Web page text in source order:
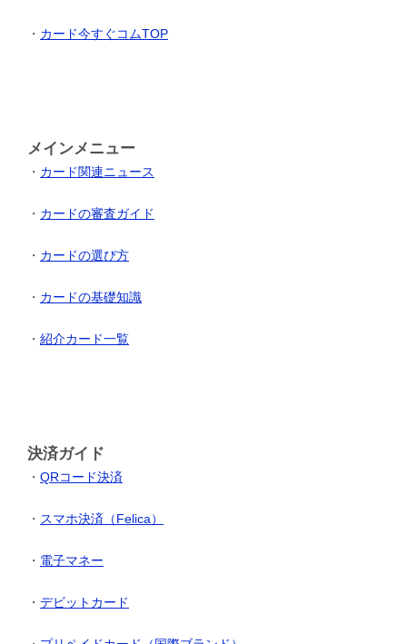
・ カード今すぐコムTOP
メインメニュー
・ カード関連ニュース
・ カードの審査ガイド
・ カードの選び方
・ カードの基礎知識
・ 紹介カード一覧
決済ガイド
・ QRコード決済
・ スマホ決済（Felica）
・ 電子マネー
・ デビットカード